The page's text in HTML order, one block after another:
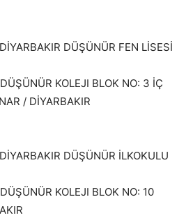
DÜŞÜNÜR FEN LİSESİ
KOLEJI BLOK NO: 3 İÇ
/ DİYARBAKIR
DÜŞÜNÜR İLKOKULU
KOLEJI BLOK NO: 10